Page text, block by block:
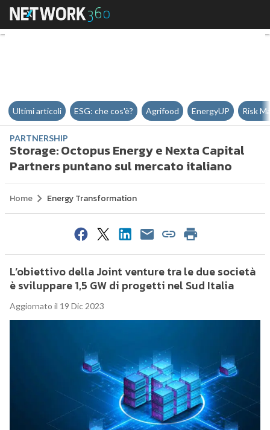
Storage: Octopus Energy e
Ultimi articoli ESG: che cos'è? Agrifood EnergyUP Risk
PARTNERSHIP
Storage: Octopus Energy e Nexta Capital
Partners puntano sul mercato italiano
Home Energy Transformation
L’obiettivo della Joint venture tra le due società
è sviluppare 1,5 GW di progetti nel Sud Italia
Aggiornato il 19 Dic 2023